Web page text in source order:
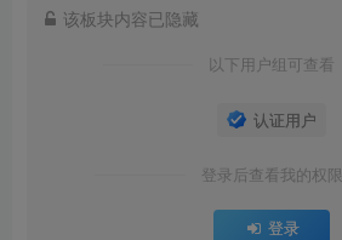
该板块内容已隐藏
以下用户组可查看
认证用户
登录后查看我的权限
登录